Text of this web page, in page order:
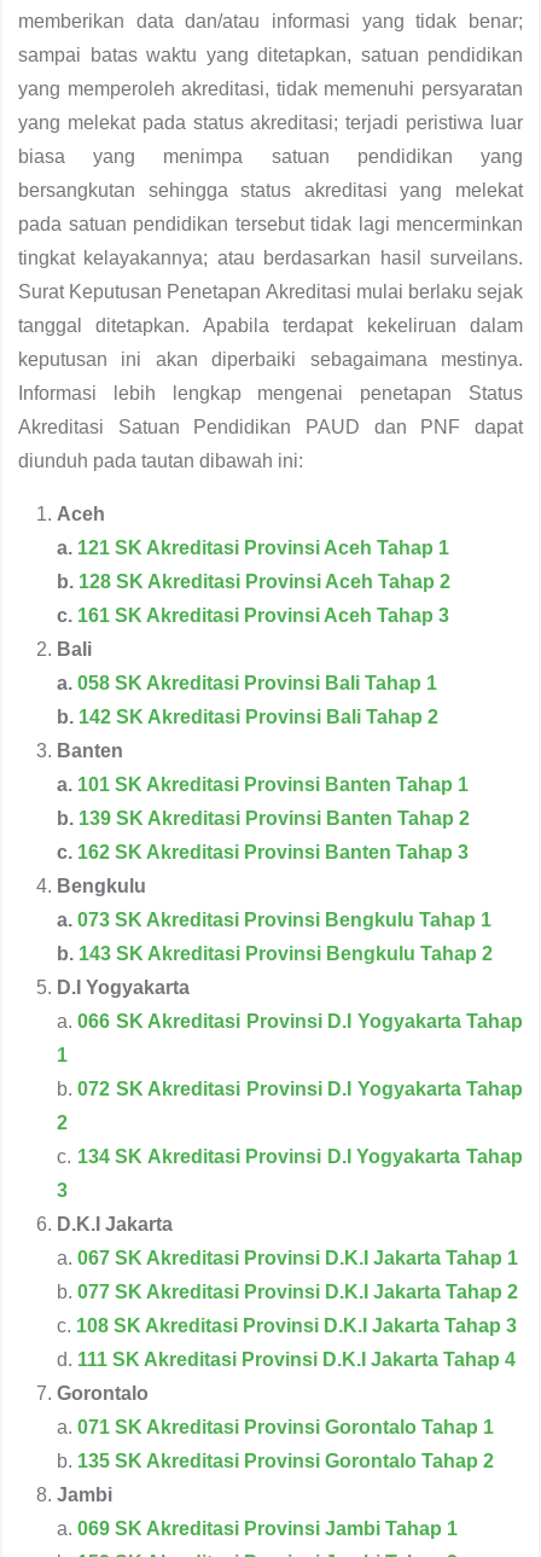
memberikan data dan/atau informasi yang tidak benar;
sampai batas waktu yang ditetapkan, satuan pendidikan
yang memperoleh akreditasi, tidak memenuhi persyaratan
yang melekat pada status akreditasi; terjadi peristiwa luar
biasa yang menimpa satuan pendidikan yang
bersangkutan sehingga status akreditasi yang melekat
pada satuan pendidikan tersebut tidak lagi mencerminkan
tingkat kelayakannya; atau berdasarkan hasil surveilans.
Surat Keputusan Penetapan Akreditasi mulai berlaku sejak
tanggal ditetapkan. Apabila terdapat kekeliruan dalam
keputusan ini akan diperbaiki sebagaimana mestinya.
Informasi lebih lengkap mengenai penetapan Status
Akreditasi Satuan Pendidikan PAUD dan PNF dapat
diunduh pada tautan dibawah ini:
Aceh
a. 121 SK Akreditasi Provinsi Aceh Tahap 1
b. 128 SK Akreditasi Provinsi Aceh Tahap 2
c. 161 SK Akreditasi Provinsi Aceh Tahap 3
Bali
a. 058 SK Akreditasi Provinsi Bali Tahap 1
b. 142 SK Akreditasi Provinsi Bali Tahap 2
Banten
a. 101 SK Akreditasi Provinsi Banten Tahap 1
b. 139 SK Akreditasi Provinsi Banten Tahap 2
c. 162 SK Akreditasi Provinsi Banten Tahap 3
Bengkulu
a. 073 SK Akreditasi Provinsi Bengkulu Tahap 1
b. 143 SK Akreditasi Provinsi Bengkulu Tahap 2
D.I Yogyakarta
a.066 SK Akreditasi Provinsi D.I Yogyakarta Tahap
1
b.072 SK Akreditasi Provinsi D.I Yogyakarta Tahap
2
c. 134 SK Akreditasi Provinsi D.I Yogyakarta Tahap
3
D.K.I Jakarta
a. 067 SK Akreditasi Provinsi D.K.I Jakarta Tahap 1
b. 077 SK Akreditasi Provinsi D.K.I Jakarta Tahap 2
c. 108 SK Akreditasi Provinsi D.K.I Jakarta Tahap 3
d. 111 SK Akreditasi Provinsi D.K.I Jakarta Tahap 4
Gorontalo
a. 071 SK Akreditasi Provinsi Gorontalo Tahap 1
b. 135 SK Akreditasi Provinsi Gorontalo Tahap 2
Jambi
a. 069 SK Akreditasi Provinsi Jambi Tahap 1